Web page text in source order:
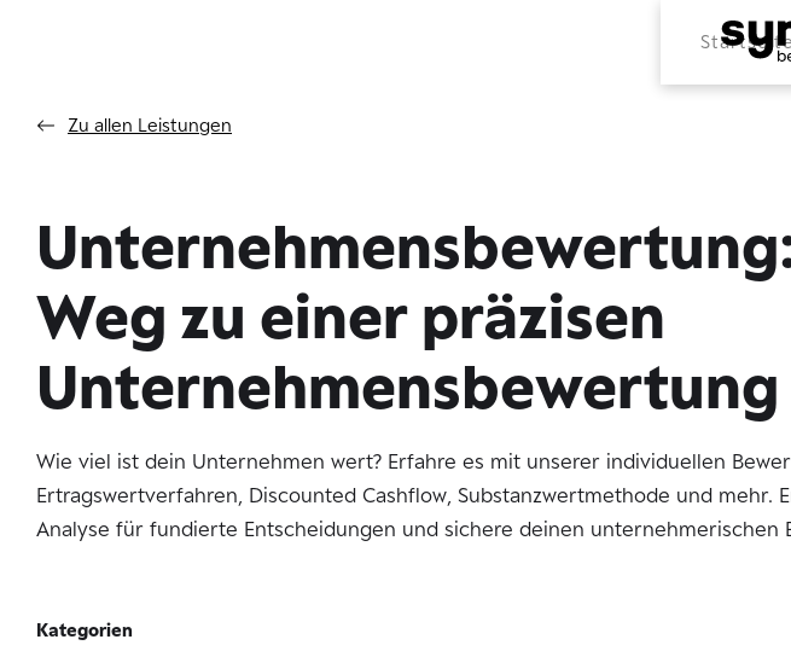
Zu allen Leistungen
Weg zu einer präzisen
Unternehmensbewertung
Wie viel ist dein Unternehmen wert? Erfahre es mit unserer individuellen
Ertragswertverfahren, Discounted Cashflow, Substanzwertmethode und mehr.
Analyse für fundierte Entscheidungen und sichere deinen unternehmerischen
Kategorien